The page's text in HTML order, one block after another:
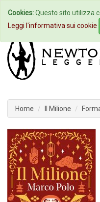
Home
Home Il Milione
Cookies:Questo sito utilizza
Leggi l'informativa sui cookie